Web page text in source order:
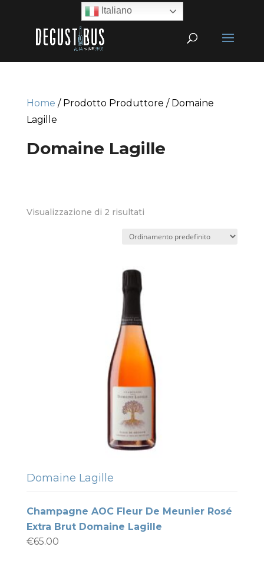
Home / Prodotto Produttore / Domaine
Lagille
Domaine Lagille
Visualizzazione di 2 risultati
Domaine Lagille
Champagne AOC Fleur De Meunier Rosé
Extra Brut Domaine Lagille
€65.00
Italiano